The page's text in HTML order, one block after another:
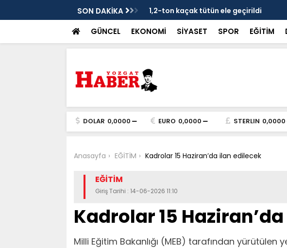
SON DAKİKA 1,2-ton kaçak tütün ele geçirildi
GÜNCEL EKONOMİ SİYASET SPOR EĞİTİM
DOLAR 0,0000 EURO 0,0000 STERLIN 0,0000
Anasayfa EĞİTİM Kadrolar 15 Haziran’da ilan edilecek
EĞİTİM
Giriş Tarihi : 14-06-2026 11:10
Kadrolar 15
Milli Eğitim Bakanlığı (MEB) tarafından